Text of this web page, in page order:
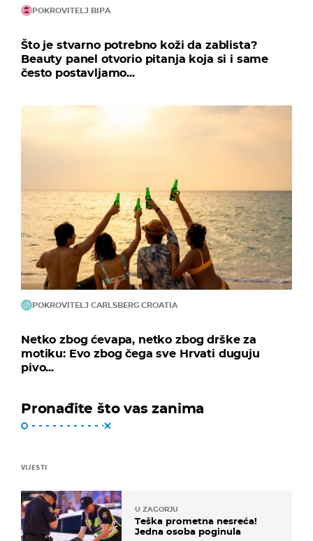
POKROVITELJ BIPA
Što je stvarno potrebno koži da zablista?
Beauty panel otvorio pitanja koja si i same
često postavljamo...
POKROVITELJ CARLSBERG CROATIA
Netko zbog ćevapa, netko zbog drške za
motiku: Evo zbog čega sve Hrvati duguju
pivo...
Pronađite što vas zanima
VIJESTI
U ZAGORJU
Teška prometna nesreća!
Jedna osoba poginula